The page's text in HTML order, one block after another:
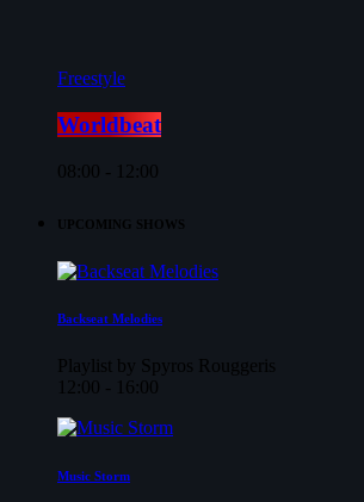
Freestyle
Worldbeat
08:00 - 12:00
UPCOMING SHOWS
Backseat Melodies
Playlist by Spyros Rouggeris
12:00 - 16:00
Music Storm